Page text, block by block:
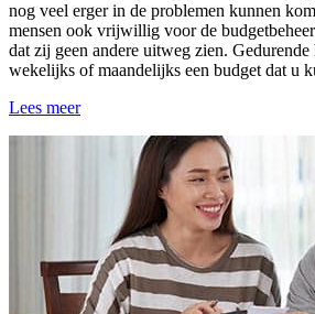
nog veel erger in de problemen kunnen
mensen ook vrijwillig voor de
dat zij geen andere uitweg zien.
wekelijks of maandelijks een budget dat u
Lees meer